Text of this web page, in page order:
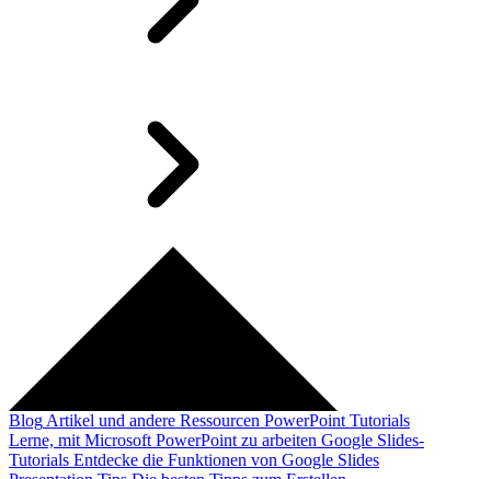
Blog Artikel und andere Ressourcen PowerPoint Tutorials
Lerne, mit Microsoft PowerPoint zu arbeiten Google Slides-
Tutorials Entdecke die Funktionen von Google Slides